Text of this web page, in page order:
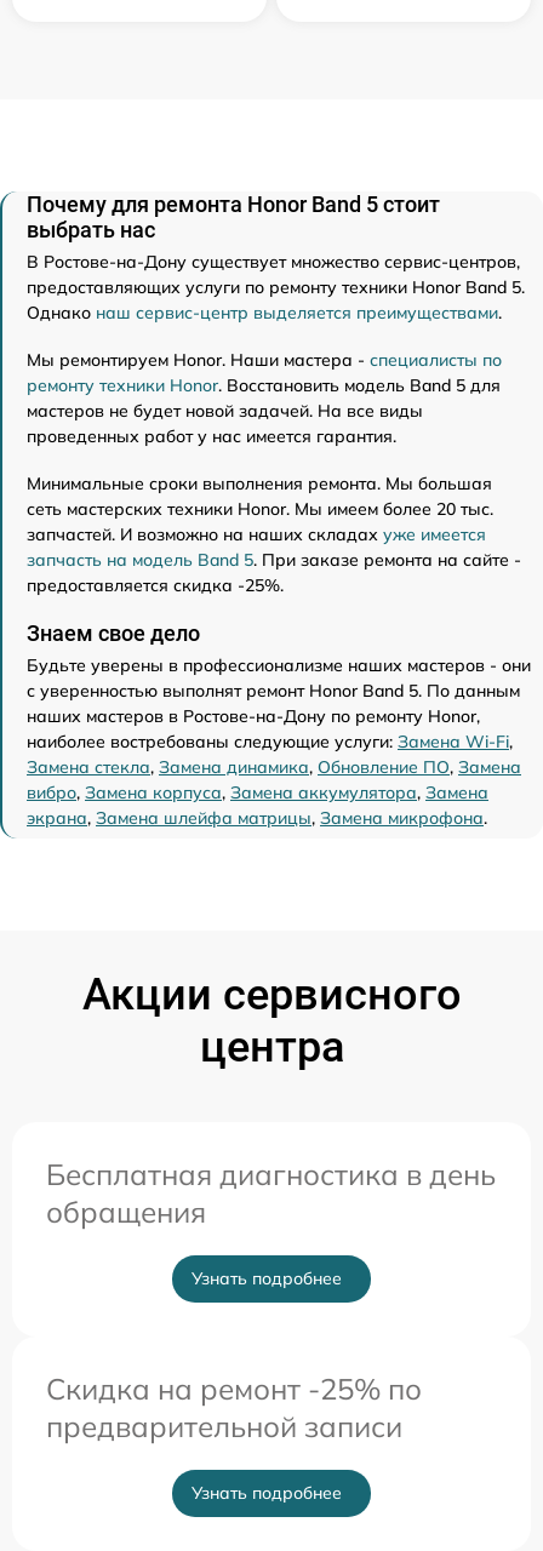
Почему для ремонта Honor Band 5 стоит
выбрать нас
В Ростове-на-Дону существует множество сервис-центров,
предоставляющих услуги по ремонту техники Honor Band 5.
Однако наш сервис-центр выделяется преимуществами.
Мы ремонтируем Honor. Наши мастера - специалисты по
ремонту техники Honor. Восстановить модель Band 5 для
мастеров не будет новой задачей. На все виды
проведенных работ у нас имеется гарантия.
Минимальные сроки выполнения ремонта. Мы большая
сеть мастерских техники Honor. Мы имеем более 20 тыс.
запчастей. И возможно на наших складах уже имеется
запчасть на модель Band 5. При заказе ремонта на сайте -
предоставляется скидка -25%.
Знаем свое дело
Будьте уверены в профессионализме наших мастеров - они
с уверенностью выполнят ремонт Honor Band 5. По данным
наших мастеров в Ростове-на-Дону по ремонту Honor,
наиболее востребованы следующие услуги: Замена Wi-Fi,
Замена стекла, Замена динамика, Обновление ПО, Замена
вибро, Замена корпуса, Замена аккумулятора, Замена
экрана, Замена шлейфа матрицы, Замена микрофона.
Акции сервисного
центра
Бесплатная диагностика в день
обращения
Узнать подробнее
Скидка на ремонт -25% по
предварительной записи
Узнать подробнее